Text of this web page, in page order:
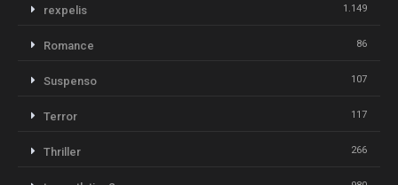
rexpelis 1.149
Romance 86
Suspenso 107
Terror 117
Thriller 266